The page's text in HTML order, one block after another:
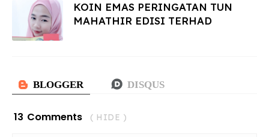
KOIN EMAS PERINGATAN TUN
MAHATHIR EDISI TERHAD
13 Comments ( HIDE )